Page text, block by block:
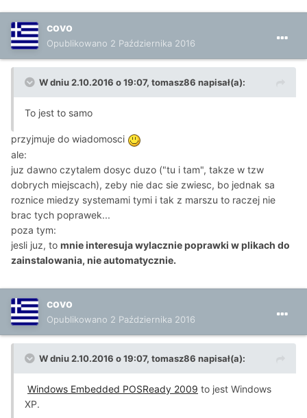
covo
Opublikowano 2 Października 2016
W dniu 2.10.2016 o 19:07, tomasz86 napisał(a):
To jest to samo
przyjmuje do wiadomosci
ale:
juz dawno czytalem dosyc duzo ("tu i tam", takze w tzw
dobrych miejscach), zeby nie dac sie zwiesc, bo jednak sa
roznice miedzy systemami tymi i tak z marszu to raczej nie
brac tych poprawek...
poza tym:
jesli juz, to mnie interesuja wylacznie poprawki w plikach do
zainstalowania, nie automatycznie.
covo
Opublikowano 2 Października 2016
W dniu 2.10.2016 o 19:07, tomasz86 napisał(a):
Windows Embedded POSReady 2009 to jest Windows
XP.